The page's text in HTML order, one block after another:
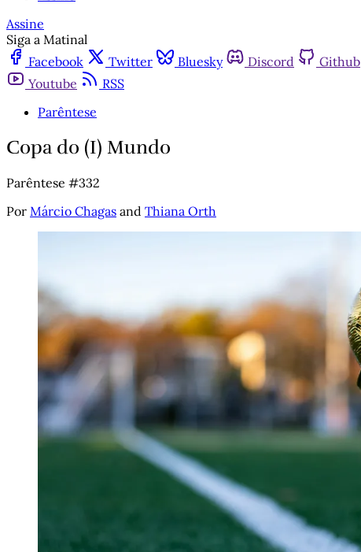
Assine
Siga a Matinal
Facebook
Twitter Bluesky Discord Github
Youtube
RSS
Parêntese
Copa do (I) Mundo
Parêntese #332
Por Márcio Chagas and Thiana Orth